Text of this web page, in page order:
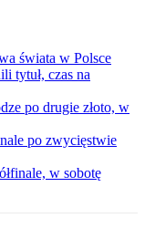
świata w Polsce
tytuł, czas na
po drugie złoto, w
po zwycięstwie
w sobotę